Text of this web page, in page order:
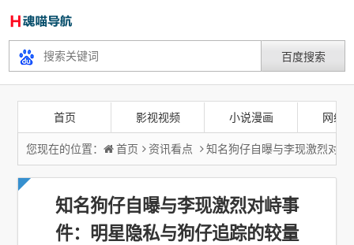
首页 影视视频 小说漫画 网络
您现在的位置： 首页 资讯看点 知名狗仔自曝与李现激烈对
知名狗仔自曝与李现激烈对峙事
件：明星隐私与狗仔追踪的较量